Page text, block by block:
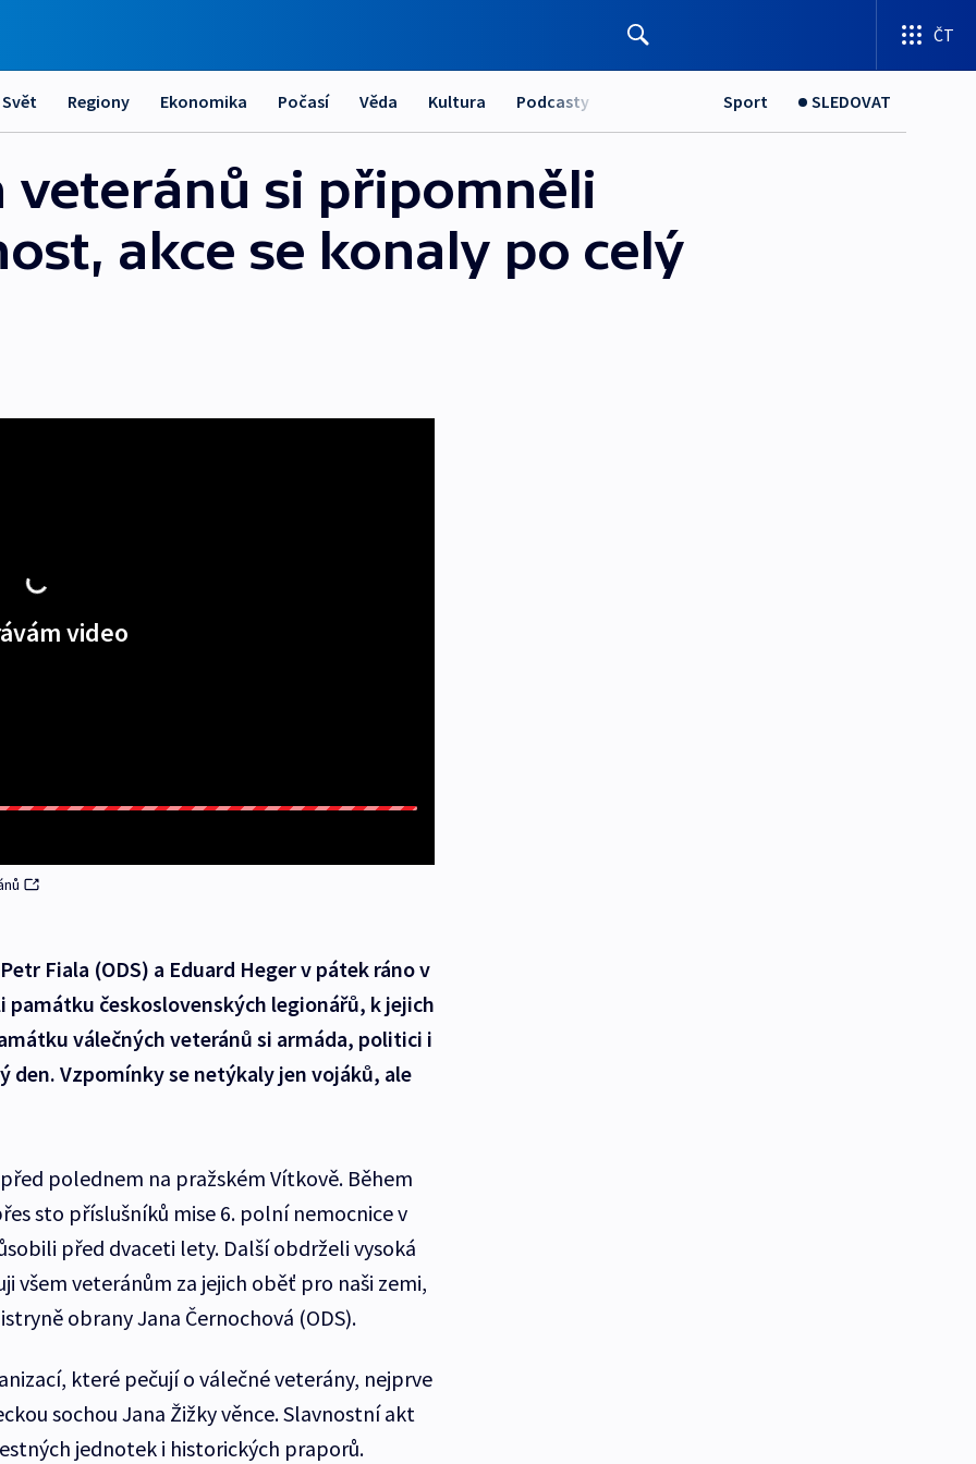
ČT
Svět Regiony Ekonomika Počasí Věda Kultura Podcasty Sport SLEDOVAT
veteránů si připomněli
akce se konaly po celý
video
Fiala (ODS) a Eduard Heger v pátek ráno v
památku československých legionářů, k jejich
válečných veteránů si armáda, politici i
den. Vzpomínky se netýkaly jen vojáků, ale
polednem na pražském Vítkově. Během
sto příslušníků mise 6. polní nemocnice v
před dvaceti lety. Další obdrželi vysoká
všem veteránům za jejich oběť pro naši zemi,
obrany Jana Černochová (ODS).
které pečují o válečné veterány, nejprve
sochou Jana Žižky věnce. Slavnostní akt
jednotek i historických praporů.